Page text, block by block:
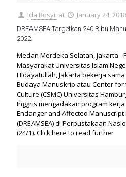
Ida Rosyii at January 24, 2018
DREAMSEA Targetkan 240 Ribu
2022
Medan Merdeka Selatan, Jakarta-
Masyarakat Universitas Islam
Hidayatullah, Jakarta bekerja
Budaya Manuskrip atau Center
Culture (CSMC) Universitas
Inggris mengadakan program
Endanger and Affected Manuscript
(DREAMSEA) di Perpustakaan
(24/1). Click here to read further